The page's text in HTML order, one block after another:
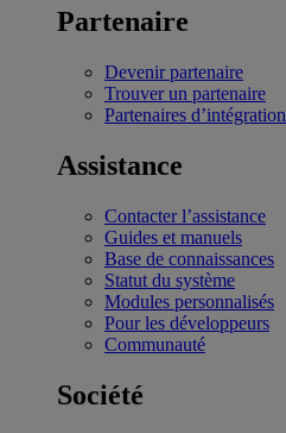
Partenaire
Devenir partenaire
Trouver un partenaire
Partenaires d’intégration
Assistance
Contacter l’assistance
Guides et manuels
Base de connaissances
Statut du système
Modules personnalisés
Pour les développeurs
Communauté
Société